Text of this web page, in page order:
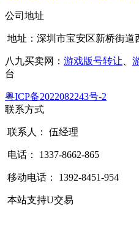
公司地址
地址：深圳市宝安区新桥街道
八九买卖网： 游戏版号转让
台
粤ICP备2022082243号-2
联系方式
联系人： 伍经理
电话： 1337-8662-865
移动电话： 1392-8451-954
本站支持U交易